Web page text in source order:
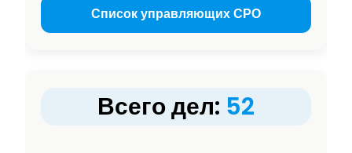
Список управляющих СРО
Всего дел: 52